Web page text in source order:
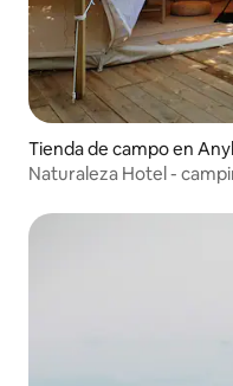
Tienda de campo en
Naturaleza Hotel -